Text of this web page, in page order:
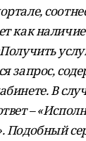
как
запрос,
В
–
Подобный